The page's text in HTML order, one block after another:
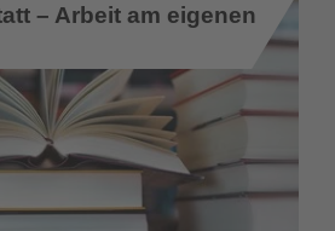
– Arbeit am eigenen